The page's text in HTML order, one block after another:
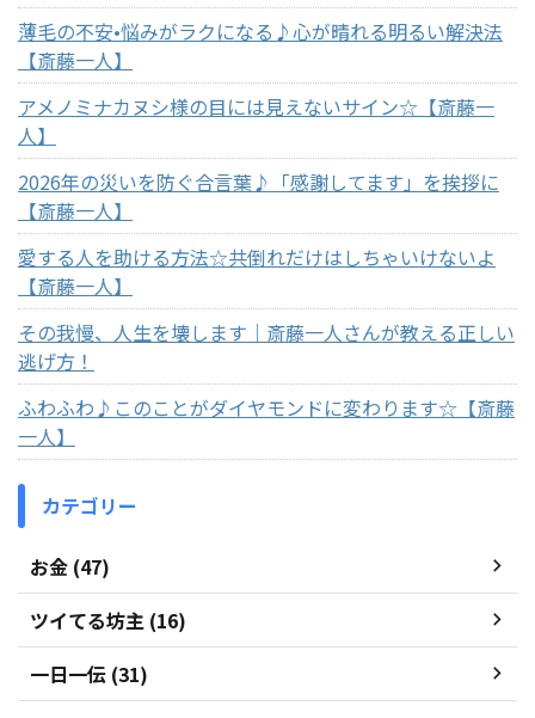
薄毛の不安•悩みがラクになる♪心が晴れる明るい解決法
【斎藤一人】
アメノミナカヌシ様の目には見えないサイン☆【斎藤一
人】
2026年の災いを防ぐ合言葉♪「感謝してます」を挨拶に
【斎藤一人】
愛する人を助ける方法☆共倒れだけはしちゃいけないよ
【斎藤一人】
その我慢、人生を壊します｜斎藤一人さんが教える正しい
逃げ方！
ふわふわ♪このことがダイヤモンドに変わります☆【斎藤
一人】
カテゴリー
お金 (47)
ツイてる坊主 (16)
一日一伝 (31)